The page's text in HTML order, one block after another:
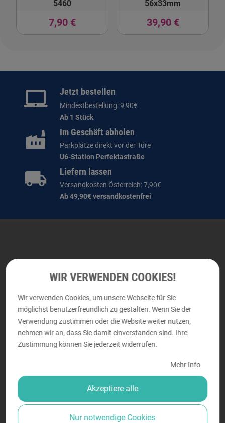
5460
7,90 €
56x33mm
39,90 €
Jetzt bestellen
Mindestbestellung: 9,90€
Ab 1 Stück
Im Geschäft abholen
Parkplätze direkt vor der Türe
U6-Station Perfektastraße
Liefern lassen
Versandkosten Österreich: 7,90€
Ab 49,90€ versandkostenfrei
Abholung und persönliche Beratung
DRUCKRAUM
Perfektastraße 58, 1230 Wien
Montag - Donnerstag von9:00 bis 18:00
Freitag von
9:00 bis 14:00
WIR VERWENDEN COOKIES!
Wir verwenden Cookies, um unsere Webseite für Sie
möglichst benutzerfreundlich zu gestalten. Wenn Sie der
Verwendung zustimmen oder die Website weiter nutzen,
nehmen wir an, dass Sie damit einverstanden sind. Ihre
Zustimmung können Sie jederzeit widerrufen.
Mehr Info
Akzeptiere alle
Nur notwendige Cookies